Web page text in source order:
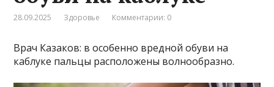
28.09.2025 Здоровье Комментарии: 0
Врач Казаков: в особенно вредной обуви на
каблуке пальцы расположены волнообразно.